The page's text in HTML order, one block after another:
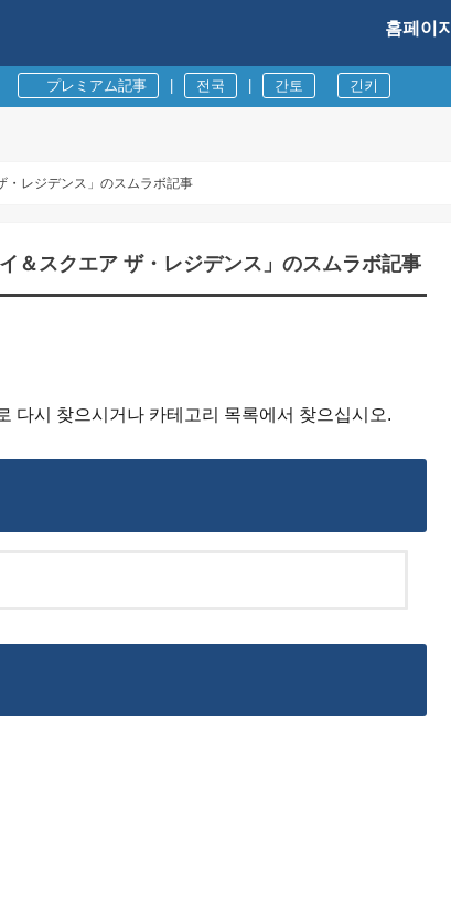
홈페이지
プレミアム記事 전국 간토 긴키
・レジデンス」のスムラボ記事
＆スクエア ザ・レジデンス」のスムラボ記事
다시 찾으시거나 카테고리 목록에서 찾으십시오.